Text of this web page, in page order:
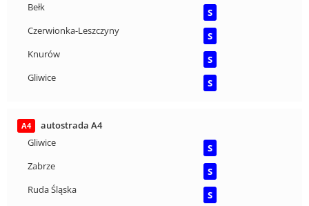
Bełk
S
Czerwionka-Leszczyny
S
Knurów
S
Gliwice
S
A4
autostrada A4
Gliwice
S
Zabrze
S
Ruda Śląska
S